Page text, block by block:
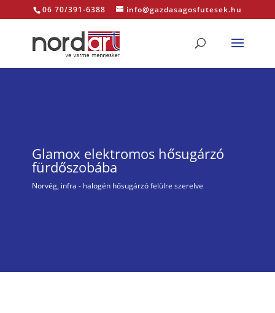
06 70/391-6388 info@gazdasagosfutesek.hu
Glamox elektromos hősugárzó
fürdőszobába
Norvég, infra - halogén hősugárzó felülre szerelve